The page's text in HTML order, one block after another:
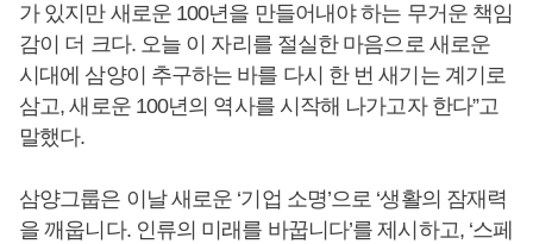
가 있지만 새로운 100년을 만들어내야 하는 무거운 책임
감이 더 크다. 오늘 이 자리를 절실한 마음으로 새로운
시대에 삼양이 추구하는 바를 다시 한 번 새기는 계기로
삼고, 새로운 100년의 역사를 시작해 나가고자 한다”고
말했다.
삼양그룹은 이날 새로운 ‘기업 소명’으로 ‘생활의 잠재력
을 깨웁니다. 인류의 미래를 바꿉니다’를 제시하고, ‘스페